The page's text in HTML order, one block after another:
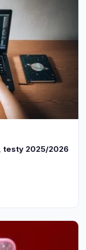
testy 2025/2026